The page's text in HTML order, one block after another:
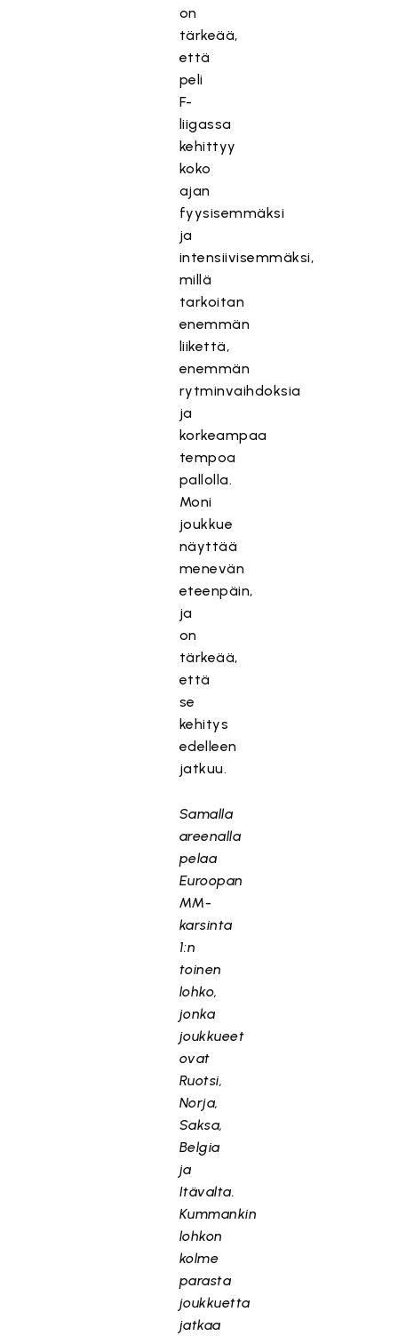
on
tärkeää,
että
peli
F-
liigassa
kehittyy
koko
ajan
fyysisemmäksi
ja
intensiivisemmäksi,
millä
tarkoitan
enemmän
liikettä,
enemmän
rytminvaihdoksia
ja
korkeampaa
tempoa
pallolla.
Moni
joukkue
näyttää
menevän
eteenpäin,
ja
on
tärkeää,
että
se
kehitys
edelleen
jatkuu.
Samalla
areenalla
pelaa
Euroopan
MM-
karsinta
1:n
toinen
lohko,
jonka
joukkueet
ovat
Ruotsi,
Norja,
Saksa,
Belgia
ja
Itävalta.
Kummankin
lohkon
kolme
parasta
joukkuetta
jatkaa